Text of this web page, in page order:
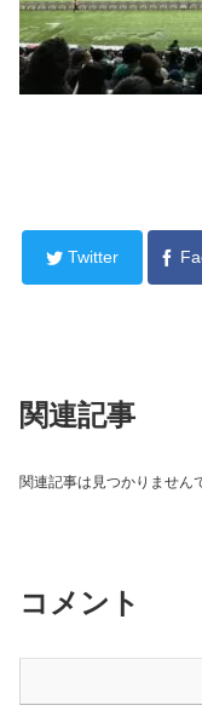
Twitter
関連記事
関連記事は見つかりません
コメント